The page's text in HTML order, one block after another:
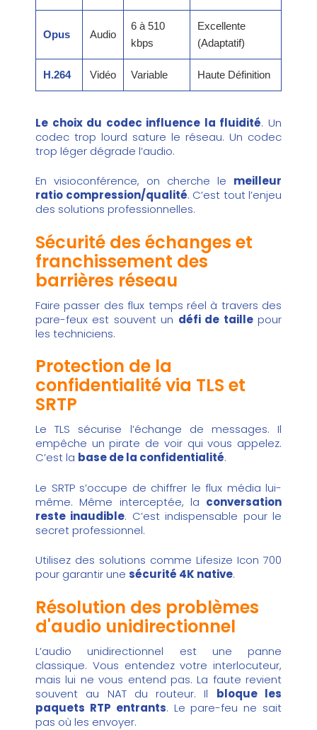
Opus Audio
6 à 510
kbps
Excellente
(Adaptatif)
H.264 Vidéo Variable Haute Définition
Le choix du codec influence la fluidité. Un
codec trop lourd sature le réseau. Un codec
trop léger dégrade l’audio.
En visioconférence, on cherche le meilleur
ratio compression/qualité. C’est tout l’enjeu
des solutions professionnelles.
Sécurité des échanges et
franchissement des
barrières réseau
Faire passer des flux temps réel à travers des
pare-feux est souvent un défi de taillepour
les techniciens.
Protection de la
confidentialité via TLS et
SRTP
Le TLS sécurise l’échange de messages. Il
empêche un pirate de voir qui vous appelez.
C’est la base de la confidentialité.
Le SRTP s’occupe de chiffrer le flux média lui-
même. Même interceptée, la conversation
reste inaudible. C’est indispensable pour le
secret professionnel.
Utilisez des solutions comme Lifesize Icon 700
pour garantir une sécurité 4K native.
Résolution des problèmes
d'audio unidirectionnel
L’audio unidirectionnel est une panne
classique. Vous entendez votre interlocuteur,
mais lui ne vous entend pas. La faute revient
souvent au NAT du routeur. Il bloque les
paquets RTP entrants. Le pare-feu ne sait
pas où les envoyer.